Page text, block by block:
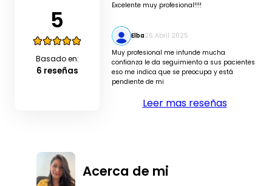
5
Basado en:
6 reseñas
Excelente muy profesional!!!!
Elba26 Abril 2025
Muy profesional me infunde mucha
confianza le da seguimiento a sus pacientes
eso me indica que se preocupa y está
pendiente de mi
Leer mas reseñas
Acerca de mi